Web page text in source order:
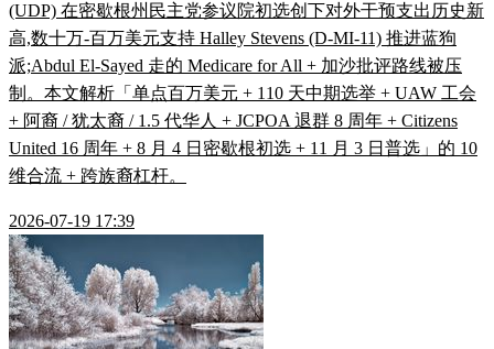
(UDP) 在密歇根州民主党参议院初选创下对外干预支出历史新
高,数十万-百万美元支持 Halley Stevens (D-MI-11) 推进蓝狗
派;Abdul El-Sayed 走的 Medicare for All + 加沙批评路线被压
制。本文解析「单点百万美元 + 110 天中期选举 + UAW 工会
+ 阿裔 / 犹太裔 / 1.5 代华人 + JCPOA 退群 8 周年 + Citizens
United 16 周年 + 8 月 4 日密歇根初选 + 11 月 3 日普选」的 10
维合流 + 跨族裔杠杆。
2026-07-19 17:39